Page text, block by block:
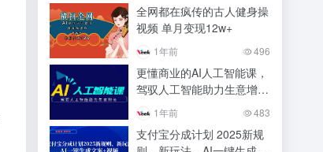
全网都在疯传的古人健身操
视频 单月变现12w+
1年前 496
更懂商业的AI人工智能课，
驾驭人工智能助力生意增长
（更新116节）
1年前 483
支付宝分成计划 2025新规